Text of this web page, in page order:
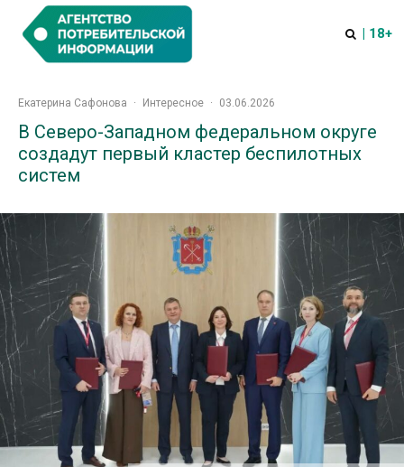
| 18+
Екатерина Сафонова · Интересное · 03.06.2026
В Северо-Западном федеральном округе
создадут первый кластер беспилотных
систем